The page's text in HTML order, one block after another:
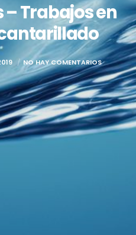
– Trabajos en
NO HAY COMENTARIOS